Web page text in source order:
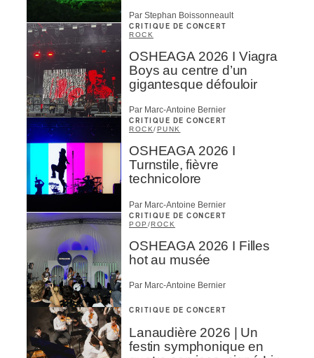
Par Stephan Boissonneault
CRITIQUE DE CONCERT
ROCK
OSHEAGA 2026 I Viagra
Boys au centre d’un
gigantesque défouloir
Par Marc-Antoine Bernier
CRITIQUE DE CONCERT
ROCK/PUNK
OSHEAGA 2026 I
Turnstile, fièvre
technicolore
Par Marc-Antoine Bernier
CRITIQUE DE CONCERT
POP /ROCK
OSHEAGA 2026 I Filles
hot au musée
Par Marc-Antoine Bernier
CRITIQUE DE CONCERT
Lanaudière 2026 | Un
festin symphonique en
Inscription
Infolettre
Votre courriel*
Nom*
Type d'abonné
Mélomane
Professionnel industrie musicale
Amateur-e /Fan
Contributeur-trice
Fournisseur